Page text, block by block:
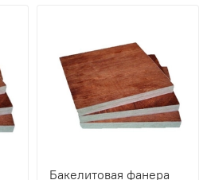
Бакелитовая фанера